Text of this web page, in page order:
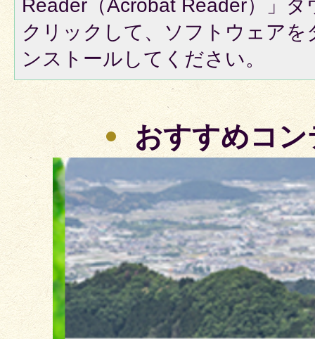
Reader（Acrobat Reader）」
クリックして、ソフトウェア
ンストールしてください。
おすすめコ
2
枚
目
の
ス